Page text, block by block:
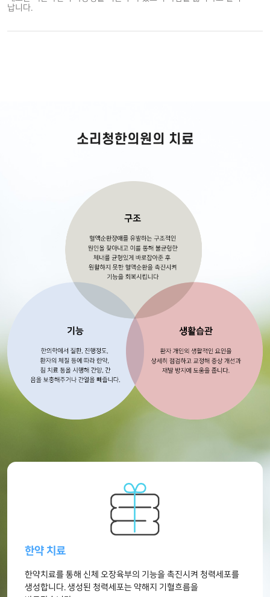
납니다.
소리청한의원의 치료
한약 치료
한약치료를 통해 신체 오장육부의 기능을 촉진시켜 청력세포를
생성합니다. 생성된 청력세포는 약해지 기혈흐름을